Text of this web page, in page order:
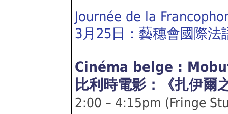
Journée de la
3月25日：藝穗會國際法
Cinéma belge :
比利時電影：《扎伊
2:00 – 4:15pm (Fringe